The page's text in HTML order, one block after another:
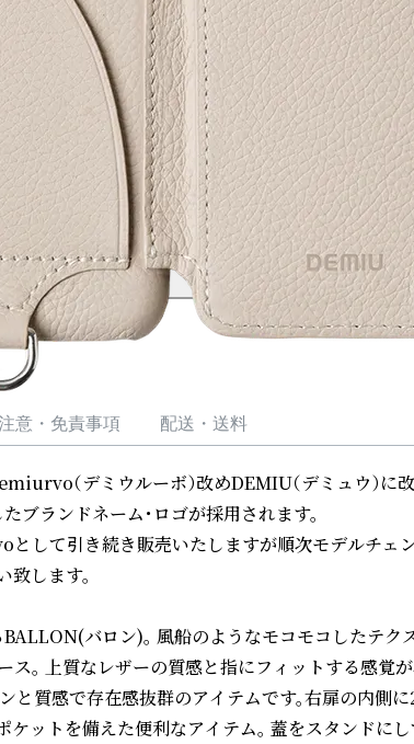
意・免責事項 配送・送料
（デミウルーボ）改めDEMIU（デミュウ）に改
ブランドネーム・ロゴが採用されます。
して引き続き販売いたしますが順次モデルチェン
します。
BALLON(バロン)。 風船のようなモコモコしたテク
。 上質なレザーの質感と指にフィットする感覚
と質感で存在感抜群のアイテムです。右扉の内側
ケットを備えた便利なアイテム。 蓋をスタンドに